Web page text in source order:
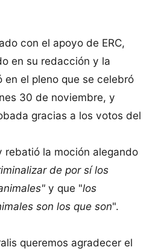
con el apoyo de ERC,
en su redacción y la
en el pleno que se celebró
30 de noviembre, y
gracias a los votos del
rebatió la moción alegando
de por sí los
y que "los
son los que son".
queremos agradecer el